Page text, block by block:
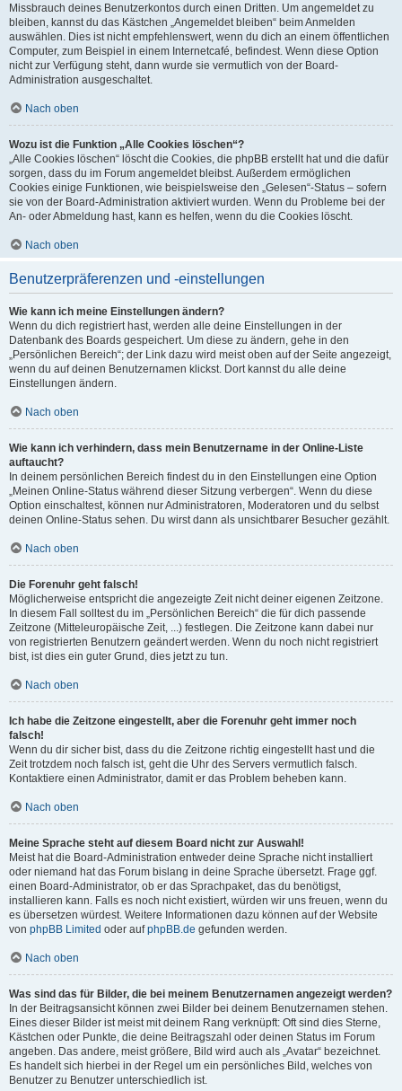
Missbrauch deines Benutzerkontos durch einen Dritten. Um angemeldet zu
bleiben, kannst du das Kästchen „Angemeldet bleiben“ beim Anmelden
auswählen. Dies ist nicht empfehlenswert, wenn du dich an einem öffentlichen
Computer, zum Beispiel in einem Internetcafé, befindest. Wenn diese Option
nicht zur Verfügung steht, dann wurde sie vermutlich von der Board-
Administration ausgeschaltet.
Nach oben
Wozu ist die Funktion „Alle Cookies löschen“?
„Alle Cookies löschen“ löscht die Cookies, die phpBB erstellt hat und die dafür
sorgen, dass du im Forum angemeldet bleibst. Außerdem ermöglichen
Cookies einige Funktionen, wie beispielsweise den „Gelesen“-Status – sofern
sie von der Board-Administration aktiviert wurden. Wenn du Probleme bei der
An- oder Abmeldung hast, kann es helfen, wenn du die Cookies löscht.
Nach oben
Benutzerpräferenzen und -einstellungen
Wie kann ich meine Einstellungen ändern?
Wenn du dich registriert hast, werden alle deine Einstellungen in der
Datenbank des Boards gespeichert. Um diese zu ändern, gehe in den
„Persönlichen Bereich“; der Link dazu wird meist oben auf der Seite angezeigt,
wenn du auf deinen Benutzernamen klickst. Dort kannst du alle deine
Einstellungen ändern.
Nach oben
Wie kann ich verhindern, dass mein Benutzername in der Online-Liste
auftaucht?
In deinem persönlichen Bereich findest du in den Einstellungen eine Option
„Meinen Online-Status während dieser Sitzung verbergen“. Wenn du diese
Option einschaltest, können nur Administratoren, Moderatoren und du selbst
deinen Online-Status sehen. Du wirst dann als unsichtbarer Besucher gezählt.
Nach oben
Die Forenuhr geht falsch!
Möglicherweise entspricht die angezeigte Zeit nicht deiner eigenen Zeitzone.
In diesem Fall solltest du im „Persönlichen Bereich“ die für dich passende
Zeitzone (Mitteleuropäische Zeit, ...) festlegen. Die Zeitzone kann dabei nur
von registrierten Benutzern geändert werden. Wenn du noch nicht registriert
bist, ist dies ein guter Grund, dies jetzt zu tun.
Nach oben
Ich habe die Zeitzone eingestellt, aber die Forenuhr geht immer noch
falsch!
Wenn du dir sicher bist, dass du die Zeitzone richtig eingestellt hast und die
Zeit trotzdem noch falsch ist, geht die Uhr des Servers vermutlich falsch.
Kontaktiere einen Administrator, damit er das Problem beheben kann.
Nach oben
Meine Sprache steht auf diesem Board nicht zur Auswahl!
Meist hat die Board-Administration entweder deine Sprache nicht installiert
oder niemand hat das Forum bislang in deine Sprache übersetzt. Frage ggf.
einen Board-Administrator, ob er das Sprachpaket, das du benötigst,
installieren kann. Falls es noch nicht existiert, würden wir uns freuen, wenn du
es übersetzen würdest. Weitere Informationen dazu können auf der Website
von phpBB Limited oder aufphpBB.de gefunden werden.
Nach oben
Was sind das für Bilder, die bei meinem Benutzernamen angezeigt werden?
In der Beitragsansicht können zwei Bilder bei deinem Benutzernamen stehen.
Eines dieser Bilder ist meist mit deinem Rang verknüpft: Oft sind dies Sterne,
Kästchen oder Punkte, die deine Beitragszahl oder deinen Status im Forum
angeben. Das andere, meist größere, Bild wird auch als „Avatar“ bezeichnet.
Es handelt sich hierbei in der Regel um ein persönliches Bild, welches von
Benutzer zu Benutzer unterschiedlich ist.